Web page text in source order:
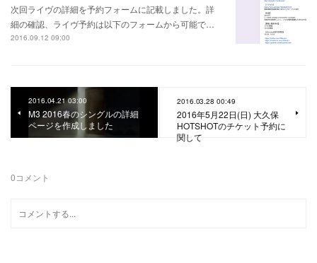
次回ライヴの詳細を予約フォームに記載しました。詳
細の確認、ライヴ予約は以下のフォームから可能で…
2016.09.12 09:00
2016.04.21 03:00
M3 2016春のシングルの詳細
ページを作成しました
2016.03.28 00:49
2016年5月22日(日) 大久保
HOTSHOTのチケット予約に
関して
0コメント